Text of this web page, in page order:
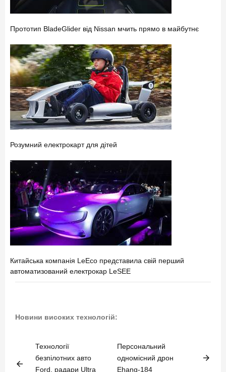
Прототип BladeGlider від Nissan мчить прямо в майбутнє
Розумний електрокарт для дітей
Китайська компанія LeEco представила свій перший
автоматизований електрокар LeSEE
Новини високих технологій:
arrow_back
Технології
безпілотних авто
Ford, радари Ultra
Персональний
одномісний дрон
Ehang-184
arrow_forward